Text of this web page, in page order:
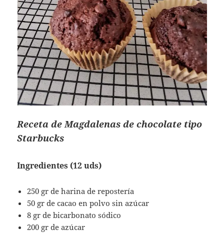
Receta de Magdalenas de chocolate tipo
Starbucks
Ingredientes (12 uds)
250 gr de harina de repostería
50 gr de cacao en polvo sin azúcar
8 gr de bicarbonato sódico
200 gr de azúcar